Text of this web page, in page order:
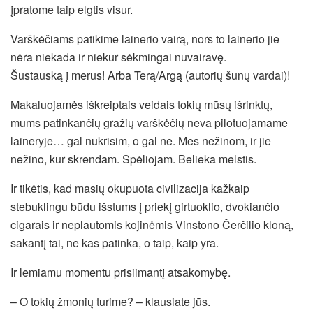
įpratome taip elgtis visur.
Varškėčiams patikime lainerio vairą, nors to lainerio jie
nėra niekada ir niekur sėkmingai nuvairavę.
Šustauską į merus! Arba Terą/Argą (autorių šunų vardai)!
Makaluojamės iškreiptais veidais tokių mūsų išrinktų,
mums patinkančių gražių varškėčių neva pilotuojamame
laineryje… gal nukrisim, o gal ne. Mes nežinom, ir jie
nežino, kur skrendam. Spėliojam. Belieka melstis.
Ir tikėtis, kad masių okupuota civilizacija kažkaip
stebuklingu būdu išstums į priekį girtuoklio, dvokiančio
cigarais ir neplautomis kojinėmis Vinstono Čerčilio kloną,
sakantį tai, ne kas patinka, o taip, kaip yra.
Ir lemiamu momentu prisiimantį atsakomybę.
– O tokių žmonių turime? – klausiate jūs.